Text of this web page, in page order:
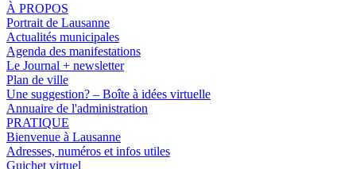
À PROPOS
Portrait de Lausanne
Actualités municipales
Agenda des manifestations
Le Journal + newsletter
Plan de ville
Une suggestion? – Boîte à idées virtuelle
Annuaire de l'administration
PRATIQUE
Bienvenue à Lausanne
Adresses, numéros et infos utiles
Guichet virtuel